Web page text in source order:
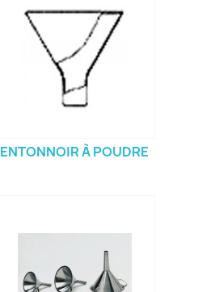
ENTONNOIR À POUDRE